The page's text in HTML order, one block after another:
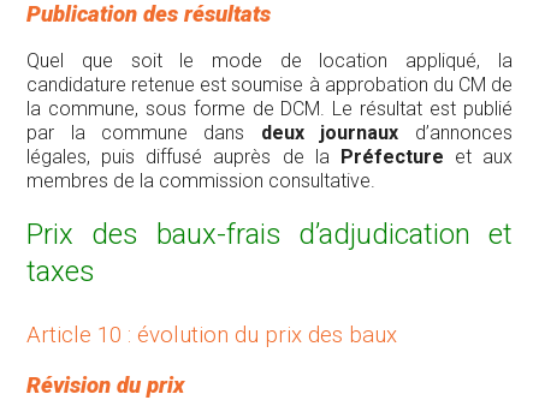
Publication des résultats
Quel que soit le mode de location appliqué, la
candidature retenue est soumise à approbation du CM de
la commune, sous forme de DCM. Le résultat est publié
par la commune dans deux journaux d’annonces
légales, puis diffusé auprès de la
Préfecture et aux
membres de la commission consultative.
Prix des baux-frais d’adjudication et
taxes
Article 10 : évolution du prix des baux
Révision du prix